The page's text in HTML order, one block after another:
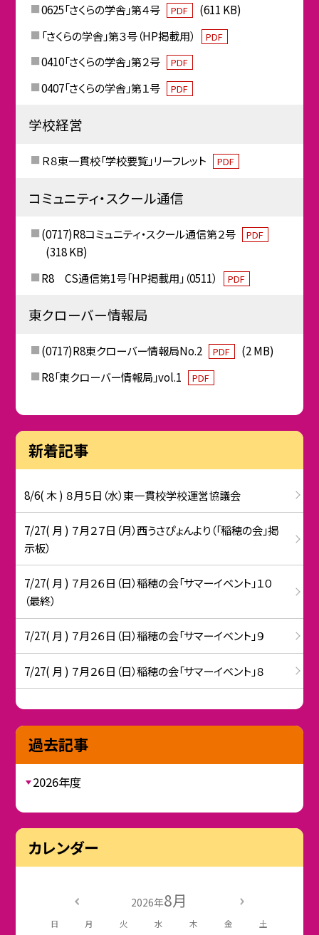
0625「さくらの学舎」第４号 PDF
(611 KB)
「さくらの学舎」第３号（HP掲載用）
PDF
0410「さくらの学舎」第２号 PDF
0407「さくらの学舎」第１号 PDF
学校経営
Ｒ８東一貫校「学校要覧」リーフレット PDF
コミュニティ・スクール通信
(0717)R8コミュニティ・スクール通信第２号 PDF
(318 KB)
R8 CS通信第1号「HP掲載用」（0511）
PDF
東クローバー情報局
(0717)R8東クローバー情報局No.2 PDF
(2 MB)
R8「東クローバー情報局」vol.1
PDF
新着記事
8/6( 木 ) ８月５日（水）東一貫校学校運営協議会
7/27( 月 ) ７月２７日（月）西うさぴょんより（「稲穂の会」掲
示板）
7/27( 月 ) ７月２６日（日）稲穂の会「サマーイベント」１０
（最終）
7/27( 月 ) ７月２６日（日）稲穂の会「サマーイベント」９
7/27( 月 ) ７月２６日（日）稲穂の会「サマーイベント」８
過去記事
2026年度
カレンダー
2026年8月
日 月 火 水 木 金 土